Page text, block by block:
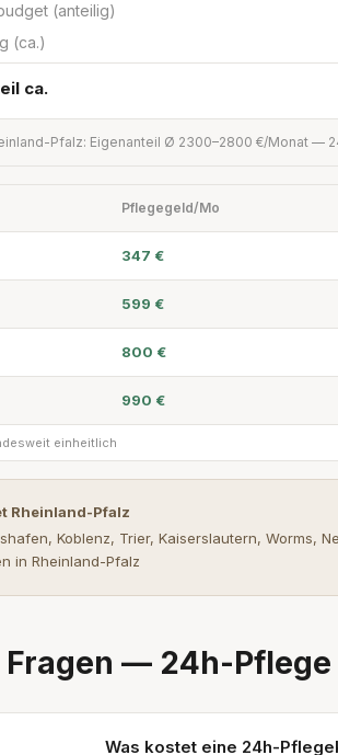
(anteilig)
(ca.)
ca.
Pfalz: Eigenanteil Ø 2300–2800 €/Monat —
Pflegegeld/Mo
347 €
599 €
800 €
990 €
einheitlich
Rheinland-Pfalz
Koblenz, Trier, Kaiserslautern, Worms,
in Rheinland-Pfalz
Fragen — 24h-
Was kostet eine 24h-